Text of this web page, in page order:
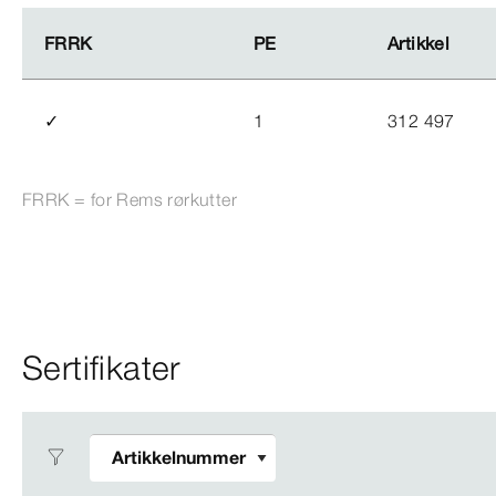
FRRK PE Artikkel
FRRK PE Artikkel
✓ 1 312 497
FRRK = for Rems rørkutter
Sertifikater